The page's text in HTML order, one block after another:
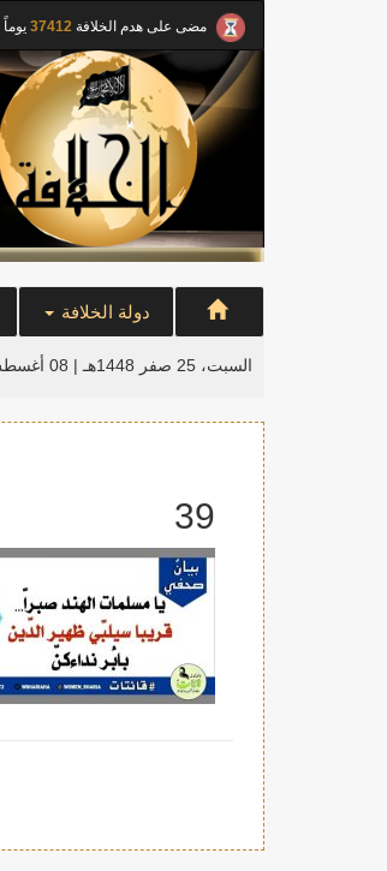
مضى على هدم الخلافة 37412 يوماً
دولة الخلافة
السبت، 25 صفر 1448هـ | 08 أغسطس 2026م |
39